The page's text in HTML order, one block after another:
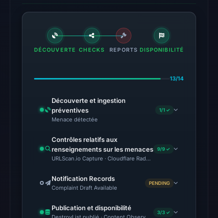
unverified.
Other
observations:
No
blocklist
were
recorded
the
snapshot
from
Aug
6,
at
DÉCOUVERTE CHECKS REPORTS DISPONIBILITÉ
13/14
Découverte et ingestion
préventives
Menace détectée
1/1 ✓
Contrôles relatifs aux
renseignements sur les menaces
URLScan.io Capture · Cloudflare Radar Report · Web Archive
9/9 ✓
Notification Records
Complaint Draft Available
PENDING
Publication et disponibilité
3/3 ✓